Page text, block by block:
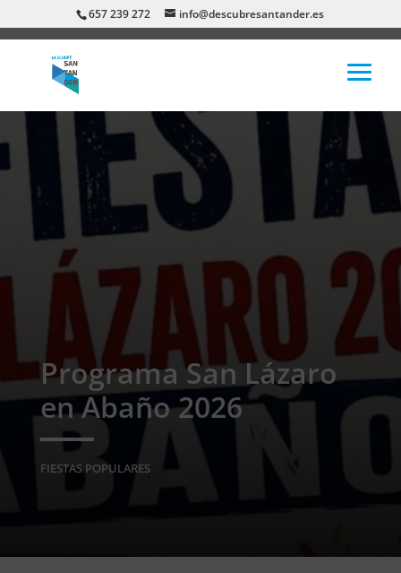
657 239 272 info@descubresantander.es
Programa San Lázaro
en Abaño 2026
FIESTAS POPULARES